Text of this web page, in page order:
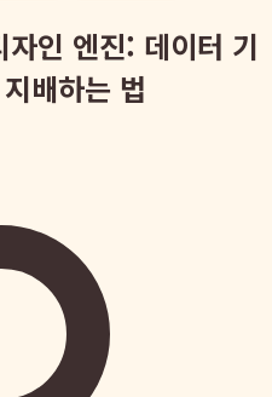
인 엔진: 데이터 기
배하는 법